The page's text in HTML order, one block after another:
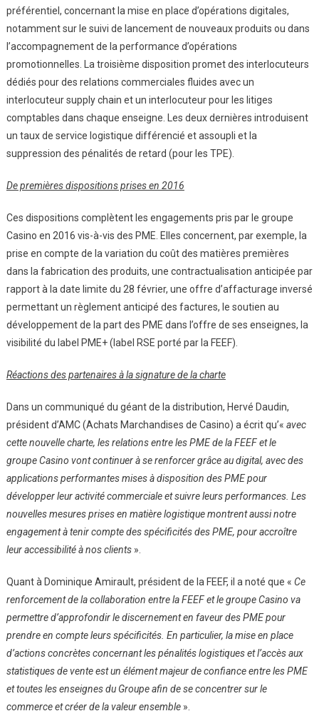
préférentiel, concernant la mise en place d’opérations digitales,
notamment sur le suivi de lancement de nouveaux produits ou dans
l’accompagnement de la performance d’opérations
promotionnelles. La troisième disposition promet des interlocuteurs
dédiés pour des relations commerciales fluides avec un
interlocuteur supply chain et un interlocuteur pour les litiges
comptables dans chaque enseigne. Les deux dernières introduisent
un taux de service logistique différencié et assoupli et la
suppression des pénalités de retard (pour les TPE).
De premières dispositions prises en 2016
Ces dispositions complètent les engagements pris par le groupe
Casino en 2016 vis-à-vis des PME. Elles concernent, par exemple, la
prise en compte de la variation du coût des matières premières
dans la fabrication des produits, une contractualisation anticipée par
rapport à la date limite du 28 février, une offre d’affacturage inversé
permettant un règlement anticipé des factures, le soutien au
développement de la part des PME dans l’offre de ses enseignes, la
visibilité du label PME+ (label RSE porté par la FEEF).
Réactions des partenaires à la signature de la charte
Dans un communiqué du géant de la distribution, Hervé Daudin,
président d’AMC (Achats Marchandises de Casino) a écrit qu’« avec
cette nouvelle charte, les relations entre les PME de la FEEF et le
groupeCasino vont continuer à se renforcer grâce au digital, avec des
applications performantes mises à disposition des PME pour
développer leur activité commerciale et suivre leurs performances. Les
nouvelles mesures prises en matière logistique montrent aussi notre
engagement à tenir compte des spécificités des PME, pour accroître
leur accessibilité à nos clients».
Quant à Dominique Amirault, président de la FEEF, il a noté que « Ce
renforcement de la collaboration entre la FEEF et le groupe Casino va
permettre d’approfondir le discernement en faveur des PME pour
prendre en compte leurs spécificités. En particulier, la mise en place
d’actions concrètes concernant les pénalités logistiques et l’accès aux
statistiques de vente est un élément majeur de confiance entre les PME
et toutes les enseignes du Groupe afin de se concentrer sur le
commerce et créer de la valeur ensemble».